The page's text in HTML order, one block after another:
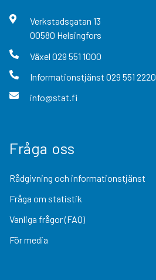
Verkstadsgatan 13
00580 Helsingfors
Växel 029 551 1000
Informationstjänst 029 551 2220
info@stat.fi
Fråga oss
Rådgivning och informationstjänst
Fråga om statistik
Vanliga frågor (FAQ)
För media